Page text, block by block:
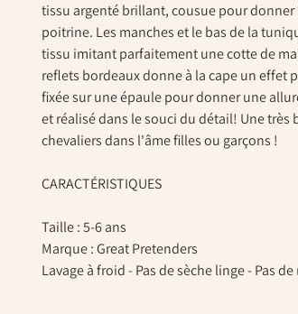
tissu argenté brillant, cousue pour
poitrine. Les manches et le bas de la
tissu imitant parfaitement une cotte de
reflets bordeaux donne à la cape un effet
fixée sur une épaule pour donner une
et réalisé dans le souci du détail! Une très
chevaliers dans l'âme filles ou garçons !
CARACTÉRISTIQUES
Taille : 5-6 ans
Marque : Great Pretenders
Lavage à froid - Pas de sèche linge - Pas